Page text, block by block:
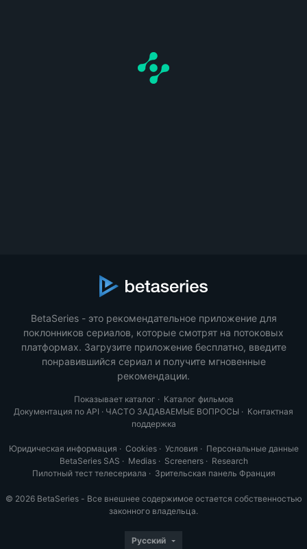
BetaSeries - это рекомендательное приложение для
поклонников сериалов, которые смотрят на потоковых
платформах. Загрузите приложение бесплатно, введите
понравившийся сериал и получите мгновенные
рекомендации.
Показывает каталог · Каталог фильмов
Документация по API · ЧАСТО ЗАДАВАЕМЫЕ ВОПРОСЫ · Контактная
поддержка
Юридическая информация · Cookies· Условия · Персональные данные
BetaSeries SAS · Medias· Screeners· Research
Пилотный тест телесериала · Зрительская панель Франция
© 2026 BetaSeries - Все внешнее содержимое остается собственностью
законного владельца.
Русский